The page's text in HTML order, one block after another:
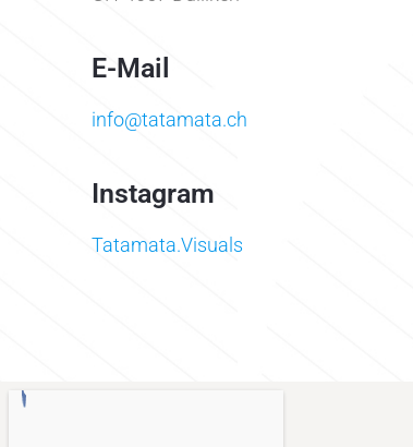
E-Mail
info@tatamata.ch
Instagram
Tatamata.Visuals